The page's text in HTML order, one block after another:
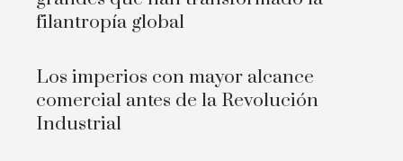
filantropía global
Los imperios con mayor alcance
comercial antes de la Revolución
Industrial